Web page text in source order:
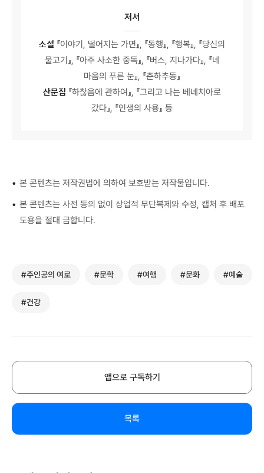
저서
소설 『이야기, 떨어지는 가면』, 『동행』, 『행복』, 『당신의
물고기』, 『아주 사소한 중독』, 『버스, 지나가다』, 『네
마음의 푸른 눈』, 『춘하추동』
산문집 『하찮음에 관하여』, 『그리고 나는 베네치아로
갔다』, 『인생의 사용』 등
• 본 콘텐츠는 저작권법에 의하여 보호받는 저작물입니다.
• 본 콘텐츠는 사전 동의 없이 상업적 무단복제와 수정, 캡처 후 배포
도용을 절대 금합니다.
#주인공의 여로 #문학 #여행 #문화 #예술
#건강
앱으로 구독하기
목록